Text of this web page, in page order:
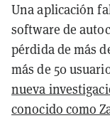
Una aplicación
software de
pérdida de más
más de 50
nueva
conocido como